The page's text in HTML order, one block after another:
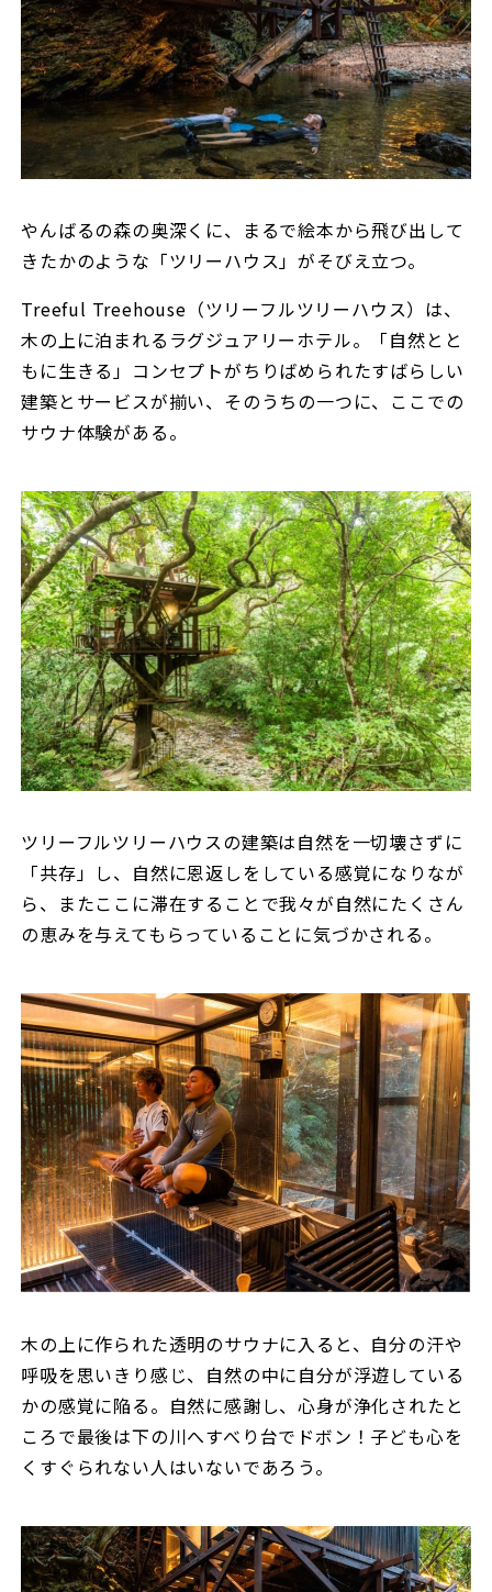
やんばるの森の奥深くに、まるで絵本から飛び出して
きたかのような「ツリーハウス」がそびえ立つ。
Treeful Treehouse（ツリーフルツリーハウス）は、
木の上に泊まれるラグジュアリーホテル。「自然とと
もに生きる」コンセプトがちりばめられたすばらしい
建築とサービスが揃い、そのうちの一つに、ここでの
サウナ体験がある。
ツリーフルツリーハウスの建築は自然を一切壊さずに
「共存」し、自然に恩返しをしている感覚になりなが
ら、またここに滞在することで我々が自然にたくさん
の恵みを与えてもらっていることに気づかされる。
木の上に作られた透明のサウナに入ると、自分の汗や
呼吸を思いきり感じ、自然の中に自分が浮遊している
かの感覚に陥る。自然に感謝し、心身が浄化されたと
ころで最後は下の川へすべり台でドボン！子ども心を
くすぐられない人はいないであろう。